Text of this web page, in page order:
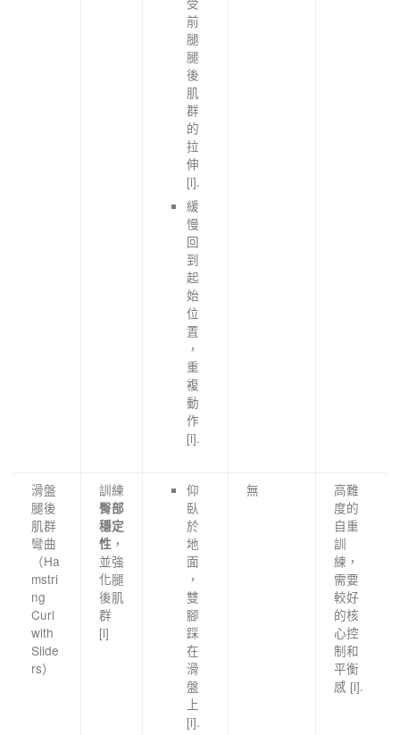
前
腿
腿
後
肌
群
的
拉
伸
[i].
緩
慢
回
到
起
始
位
置
，
重
複
動
作
[i].
滑盤
腿後
肌群
彎曲
（Ha
mstri
ng
Curl
with
Slide
rs）
訓練
臀部
穩定
性 ，
並強
化腿
後肌
群
[i]
仰
臥
於
地
面
，
雙
腳
踩
在
滑
盤
上
[i].
無
高難
度的
自重
訓
練，
需要
較好
的核
心控
制和
平衡
感 [i].